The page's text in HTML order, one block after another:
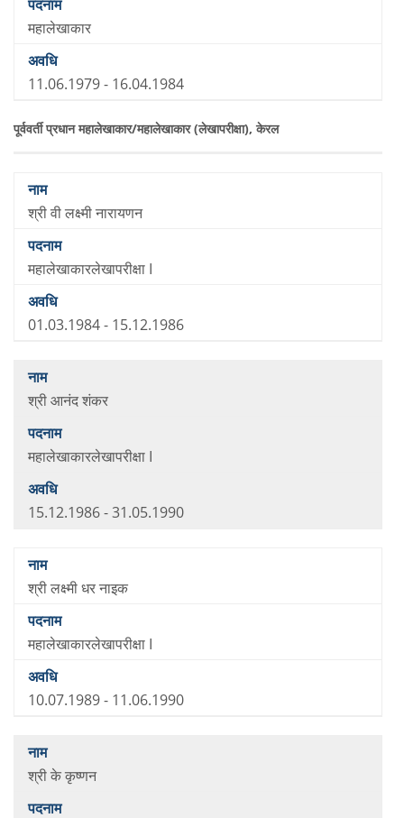
महालेखाकार
11.06.1979 - 16.04.1984
पूर्ववर्ती प्रधान महालेखाकार/महालेखाकार (लेखापरीक्षा), केरल
श्री वी लक्ष्मी नारायणन
महालेखाकारलेखापरीक्षा I
01.03.1984 - 15.12.1986
श्री आनंद शंकर
महालेखाकारलेखापरीक्षा I
15.12.1986 - 31.05.1990
श्री लक्ष्मी धर नाइक
महालेखाकारलेखापरीक्षा I
10.07.1989 - 11.06.1990
श्री के कृष्णन